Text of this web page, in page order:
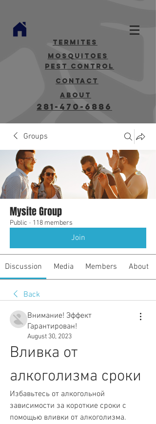
termites
mosquitoes
Pest Control
contact
about
281-470-6886
Groups
Mysite Group
Public · 118 members
Join
Discussion Media Members About
Back
Внимание! Эффект
Гарантирован!
August 30, 2023
Вливка от
алкоголизма сроки
Избавьтесь от алкогольной
зависимости за короткие сроки с
помощью вливки от алкоголизма.